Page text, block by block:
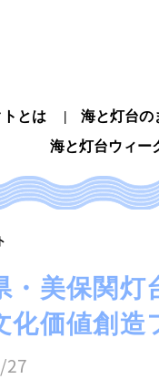
とは 海と灯台の
海と灯台ウィー
・美保関灯
化価値創造
27